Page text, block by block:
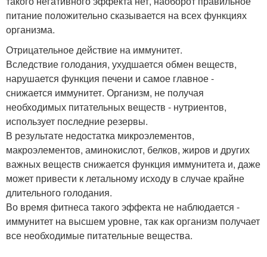
питание положительно сказывается на всех функциях
организма.
Отрицательное действие на иммунитет.
Вследствие голодания, ухудшается обмен веществ,
нарушается функция печени и самое главное -
снижается иммунитет. Организм, не получая
необходимых питательных веществ - нутриентов,
использует последние резервы.
В результате недостатка микроэлементов,
макроэлементов, аминокислот, белков, жиров и других
важных веществ снижается функция иммунитета и, даже
может привести к летальному исходу в случае крайне
длительного голодания.
Во время фитнеса такого эффекта не наблюдается -
иммунитет на высшем уровне, так как организм получает
все необходимые питательные вещества.